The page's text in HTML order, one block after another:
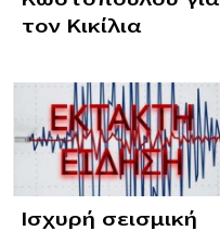
τον Κικίλια
Ισχυρή σεισμική